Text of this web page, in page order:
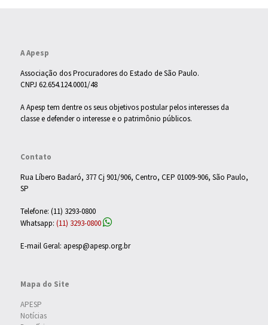
A Apesp
Associação dos Procuradores do Estado de São Paulo.
CNPJ 62.654.124.0001/48
A Apesp tem dentre os seus objetivos postular pelos interesses da
classe e defender o interesse e o patrimônio públicos.
Contato
Rua Líbero Badaró, 377 Cj 901/906, Centro, CEP 01009-906, São Paulo,
SP
Telefone: (11) 3293-0800
Whatsapp: (11) 3293-0800
E-mail Geral: apesp@apesp.org.br
Mapa do Site
APESP
Notícias